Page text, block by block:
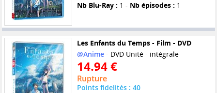
Nb Blu-Ray : 1 - Nb épisodes : 1
Les Enfants du Temps - Film - DVD
@Anime- DVD Unité - intégrale
14.94 €
Rupture
Points fidelités : 40